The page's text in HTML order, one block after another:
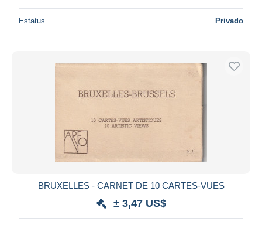
Estatus Privado
BRUXELLES - CARNET DE 10 CARTES-VUES
± 3,47 US$